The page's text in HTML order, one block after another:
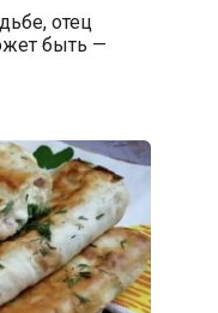
отец
быть —